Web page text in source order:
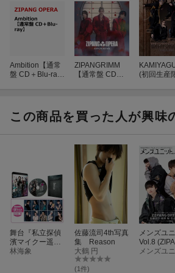
■対象商品
対象商品を全てみる⇒こちら
ZIPANG OPERAメンバー全員直筆サイン
枚数：5枚
だきます（2023年4月下旬頃の発送予定）
※賞品の送付先は商品の送付先と同一にな
ーお客様都合によるキャンセルの場合は
ーご注文後、「対象商品」が欠品や発売
きない場合は「キャンペーン対象外」
ーメンテナンスなどでご注文いただけな
キャンペーン期間を延長することはござい
ください。
ー当キャンペーンを予告なく中止させてい
Ambition【通常
盤 CD＋Blu-ra
ZIPANGRIMM
【通常盤 CD＋B
(初回生産
この商品を買った人が興味
舞台『私立探偵
濱マイクー遥か
な時代の階段を
林海象
佐藤流司4th写真
集 Reason
大鶴 円
(1件)
メンズユ
Vol.8
PERA版)